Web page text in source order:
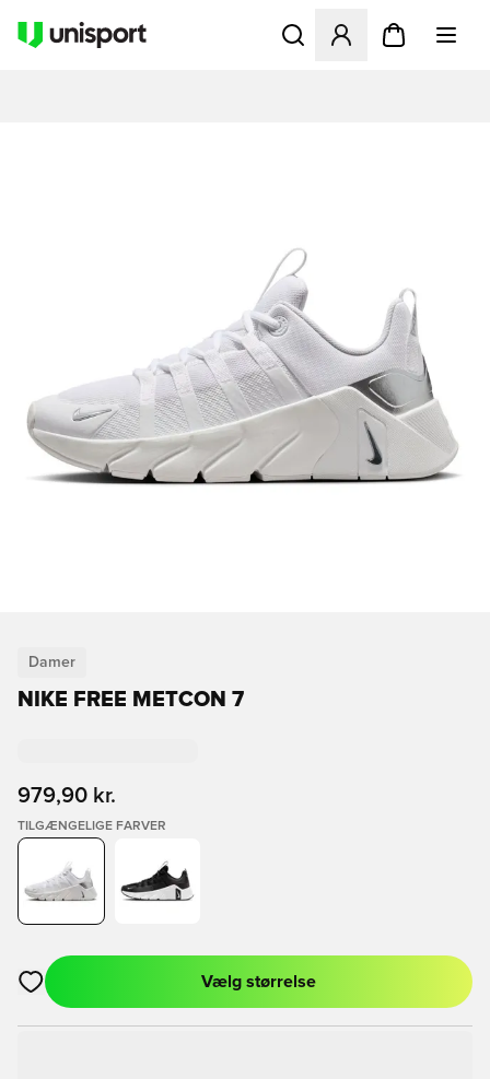
Åbner en Modal til at
Damer
NIKE FREE METCON 7
979,90 kr.
TILGÆNGELIGE FARVER
Åbner en Modal til at logge ind eller tilmelde dig som medlem
Vælg størrelse